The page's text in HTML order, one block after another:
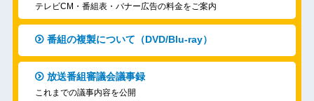
テレビCM・番組表・バナー広告の料金をご案内
番組の複製について（DVD/Blu-ray）
放送番組審議会議事録
これまでの議事内容を公開